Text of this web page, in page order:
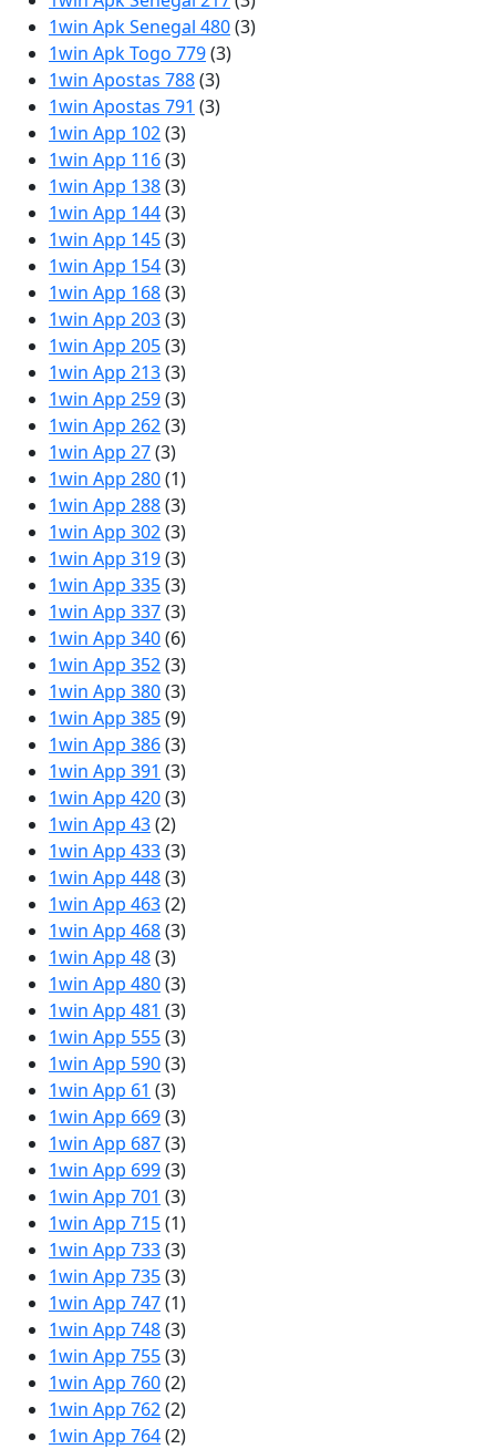
1win Apk Senegal 480(3)
1win Apk Togo 779(3)
1win Apostas 788(3)
1win Apostas 791 (3)
1win App 102(3)
1win App 116(3)
1win App 138(3)
1win App 144(3)
1win App 145(3)
1win App 154(3)
1win App 168(3)
1win App 203(3)
1win App 205(3)
1win App 213(3)
1win App 259(3)
1win App 262(3)
1win App 27(3)
1win App 280(1)
1win App 288(3)
1win App 302(3)
1win App 319(3)
1win App 335(3)
1win App 337(3)
1win App 340(6)
1win App 352(3)
1win App 380(3)
1win App 385(9)
1win App 386(3)
1win App 391 (3)
1win App 420(3)
1win App 43(2)
1win App 433(3)
1win App 448(3)
1win App 463(2)
1win App 468(3)
1win App 48(3)
1win App 480(3)
1win App 481 (3)
1win App 555(3)
1win App 590(3)
1win App 61 (3)
1win App 669(3)
1win App 687(3)
1win App 699(3)
1win App 701 (3)
1win App 715(1)
1win App 733(3)
1win App 735(3)
1win App 747(1)
1win App 748(3)
1win App 755(3)
1win App 760(2)
1win App 762(2)
1win App 764(2)